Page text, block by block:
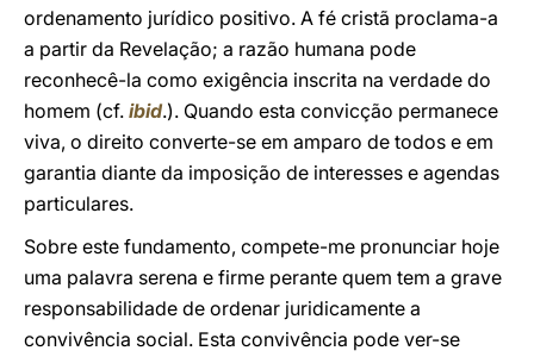
ordenamento jurídico positivo. A fé cristã proclama-a
a partir da Revelação; a razão humana pode
reconhecê-la como exigência inscrita na verdade do
homem (cf. ibid.). Quando esta convicção permanece
viva, o direito converte-se em amparo de todos e em
garantia diante da imposição de interesses e agendas
particulares.
Sobre este fundamento, compete-me pronunciar hoje
uma palavra serena e firme perante quem tem a grave
responsabilidade de ordenar juridicamente a
convivência social. Esta convivência pode ver-se